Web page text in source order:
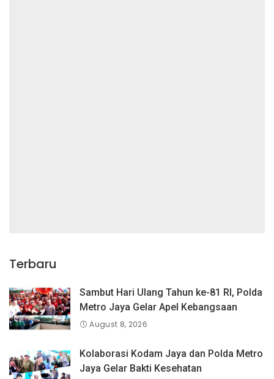
Terbaru
Sambut Hari Ulang Tahun ke-81 RI, Polda
Metro Jaya Gelar Apel Kebangsaan
August 8, 2026
Kolaborasi Kodam Jaya dan Polda Metro
Jaya Gelar Bakti Kesehatan